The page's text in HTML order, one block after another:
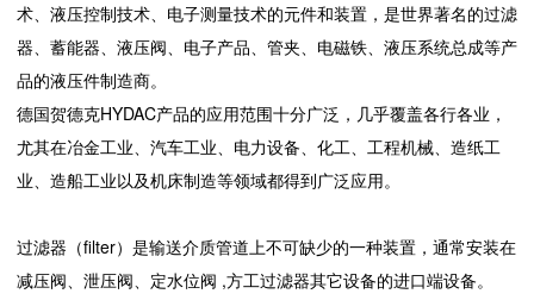
术、液压控制技术、电子测量技术的元件和装置，是世界著名的过滤
器、蓄能器、液压阀、电子产品、管夹、电磁铁、液压系统总成等产
品的液压件制造商。
德国贺德克HYDAC产品的应用范围十分广泛，几乎覆盖各行各业，
尤其在冶金工业、汽车工业、电力设备、化工、工程机械、造纸工
业、造船工业以及机床制造等领域都得到广泛应用。
过滤器（filter）是输送介质管道上不可缺少的一种装置，通常安装在
减压阀、泄压阀、定水位阀 ,方工过滤器其它设备的进口端设备。